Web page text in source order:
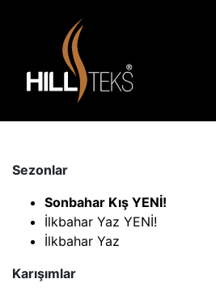
Sezonlar
Sonbahar Kış YENİ!
İlkbahar Yaz YENİ!
İlkbahar Yaz
Karışımlar